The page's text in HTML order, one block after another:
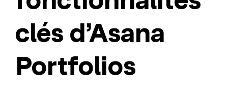
clés d’Asana
Portfolios